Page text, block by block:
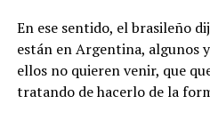
En ese sentido, el brasileño
están en Argentina, algunos
ellos no quieren venir, que
tratando de hacerlo de la